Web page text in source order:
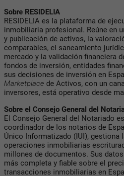
Sobre RESIDELIA
RESIDELIA es la plataforma de
inmobiliaria profesional. Reúne en
y publicación de activos, la
comparables, el saneamiento
mercado y la validación financiera
fondos de inversión, entidades
sus decisiones de inversión en
Marketplace de Activos, con un
inversores, está operativo desde
Sobre el Consejo General del
El Consejo General del Notariado
coordinador de los notarios de
Único Informatizado (IUI), gestiona
operaciones inmobiliarias
millones de documentos. Sus
más completa y fiable sobre el
transacciones inmobiliarias en